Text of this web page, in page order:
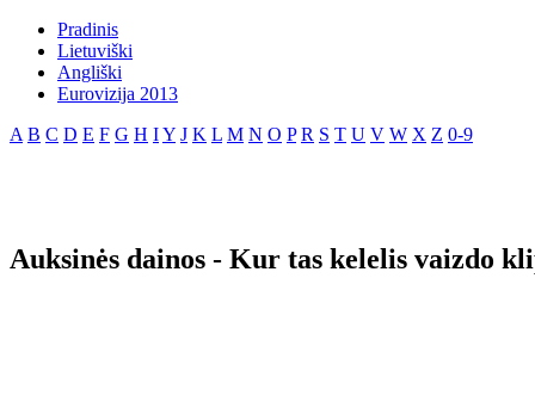
Pradinis
Lietuviški
Angliški
Eurovizija 2013
A B C D E F G H IY J K L M N O P R S T U V W X Z 0-9
Auksinės dainos - Kur tas kelelis vaizdo